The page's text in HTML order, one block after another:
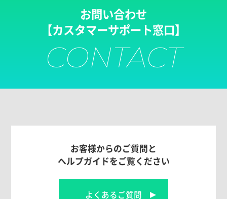
お問い合わせ
【カスタマーサポート窓口】
CONTACT
お客様からのご質問と
ヘルプガイドをご覧ください
よくあるご質問